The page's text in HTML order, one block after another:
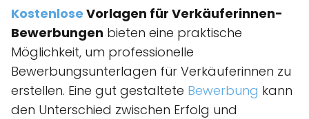
Kostenlose Vorlagen für Verkäuferinnen-
Bewerbungen bieten eine praktische
Möglichkeit, um professionelle
Bewerbungsunterlagen für Verkäuferinnen zu
erstellen. Eine gut gestaltete Bewerbung kann
den Unterschied zwischen Erfolg und